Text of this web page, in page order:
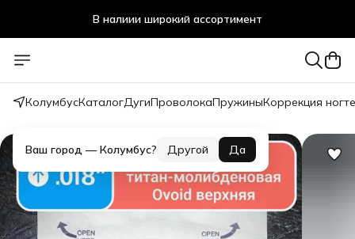
В налиии широкий ассортимент
Стоматологичечкие материалы оптом и в розницу
КолумбусКаталогДугиПроволокаПружиныКоррекция
Ваш город —Колумбус? Другой Да